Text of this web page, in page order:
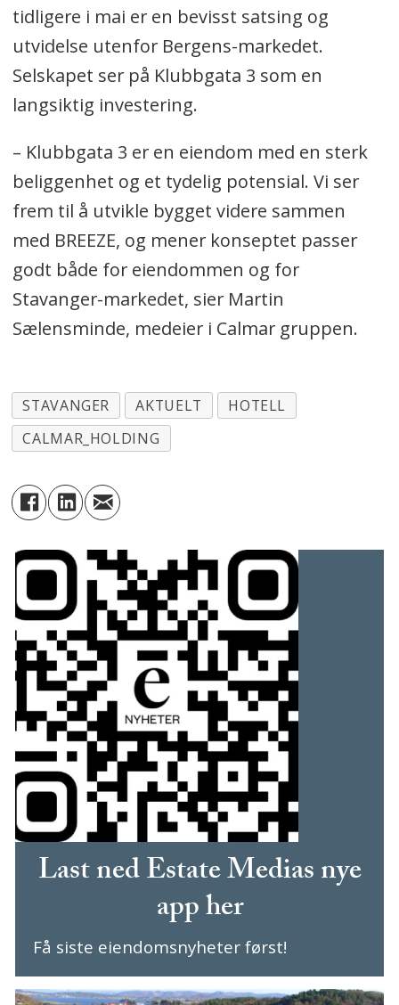
tidligere i mai er en bevisst satsing og
utvidelse utenfor Bergens-markedet.
Selskapet ser på Klubbgata 3 som en
langsiktig investering.
– Klubbgata 3 er en eiendom med en sterk
beliggenhet og et tydelig potensial. Vi ser
frem til å utvikle bygget videre sammen
med BREEZE, og mener konseptet passer
godt både for eiendommen og for
Stavanger-markedet, sier Martin
Sælensminde, medeier i Calmar gruppen.
STAVANGER AKTUELT
HOTELL
CALMAR_HOLDING
Last ned Estate Medias nye
app her
Få siste eiendomsnyheter først!